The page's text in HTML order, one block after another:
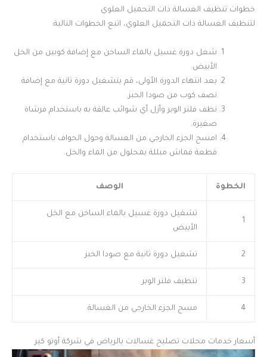
خطوات تنظيف الغسالة ذات التحميل العلوي
لتنظيف الغسالة ذات التحميل العلوي، اتبع الخطوات التالية:
شغل دورة غسيل بالماء الساخن مع إضافة كوبين من الخل
الأبيض.
بعد انتهاء الدورة الأولى، قم بتشغيل دورة ثانية مع إضافة
نصف كوب من صودا الخبز.
نظف فلتر الوبر وأزل أي شوائب عالقة به باستخدام فرشاة
صغيرة.
امسح الجزء الخارجي من الغسالة وحول الحواف باستخدام
قطعة قماش مبللة بمحلول من الماء والخل.
الخطوة الوصف
1
تشغيل دورة غسيل بالماء الساخن مع الخل
الأبيض
2 تشغيل دورة ثانية مع صودا الخبز
3 تنظيف فلتر الوبر
4 مسح الجزء الخارجي من الغسالة
أسعار خدمات محلات تصليح غسالات بالرياض في شركة أوتو كير